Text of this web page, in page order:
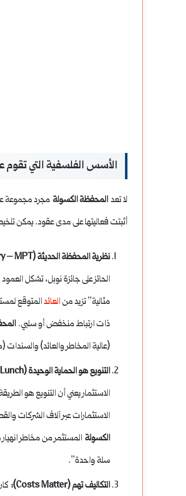
الأسس الفلسفية التي تقوم
لا تعد المحفظة الكسولة مجرد مجموعة
أثبتت فعاليتها على مدى عقود. يمكن
نظرية المحفظة الحديثة (Modern Portfolio Theory – MPT):
الحائز على جائزة نوبل، تشكل
مثالية” تزيد من العائدالمتوقع
ذات ارتباط منخفض أو سلبي.
(عالية المخاطر والعائد)
التنويع هو الحماية الوحيدة (Diversification is the Only Free Lunch):
الاستثمار يعني أن التنويع هو
الاستثمارات عبر آلاف الشركات
الكسولة المستثمر من مخاطر
سلة واحدة”.
التكاليف تهم (Costs Matter):
ورائحة
الأشهر